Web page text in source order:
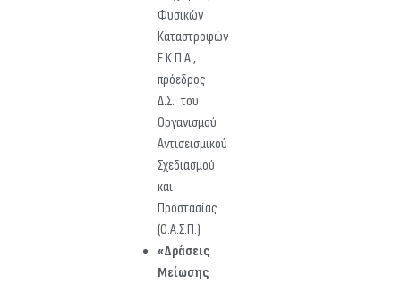
Φυσικών
Καταστροφών
Ε.Κ.Π.Α.,
πρόεδρος
Δ.Σ. του
Οργανισμού
Αντισεισμικού
Σχεδιασμού
και
Προστασίας
(Ο.Α.Σ.Π.)
«Δράσεις
Μείωσης